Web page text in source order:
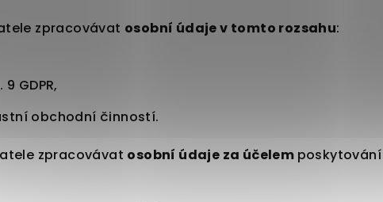
zpracovávat osobní údaje v tomto rozsahu:
GDPR,
obchodní činností.
zpracovávat osobní údaje za účelem